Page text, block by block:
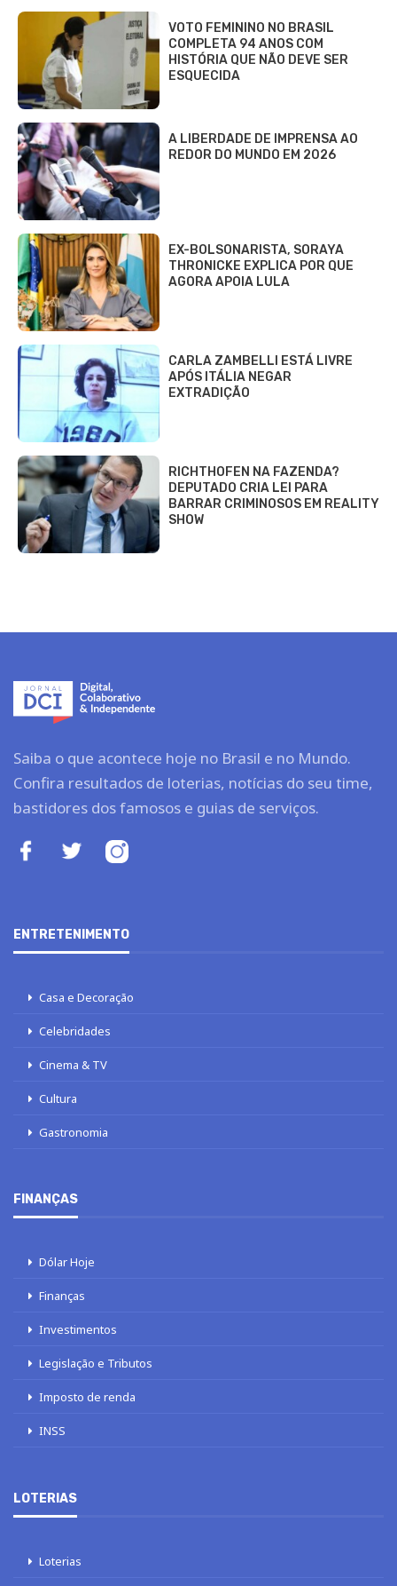
VOTO FEMININO NO BRASIL
COMPLETA 94 ANOS COM
HISTÓRIA QUE NÃO DEVE SER
ESQUECIDA
A LIBERDADE DE IMPRENSA AO
REDOR DO MUNDO EM 2026
EX-BOLSONARISTA, SORAYA
THRONICKE EXPLICA POR QUE
AGORA APOIA LULA
CARLA ZAMBELLI ESTÁ LIVRE
APÓS ITÁLIA NEGAR
EXTRADIÇÃO
RICHTHOFEN NA FAZENDA?
DEPUTADO CRIA LEI PARA
BARRAR CRIMINOSOS EM REALITY
SHOW
Saiba o que acontece hoje no Brasil e no Mundo.
Confira resultados de loterias, notícias do seu time,
bastidores dos famosos e guias de serviços.
ENTRETENIMENTO
Casa e Decoração
Celebridades
Cinema & TV
Cultura
Gastronomia
FINANÇAS
Dólar Hoje
Finanças
Investimentos
Legislação e Tributos
Imposto de renda
INSS
LOTERIAS
Loterias